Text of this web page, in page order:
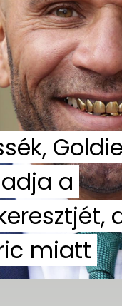
a
miatt